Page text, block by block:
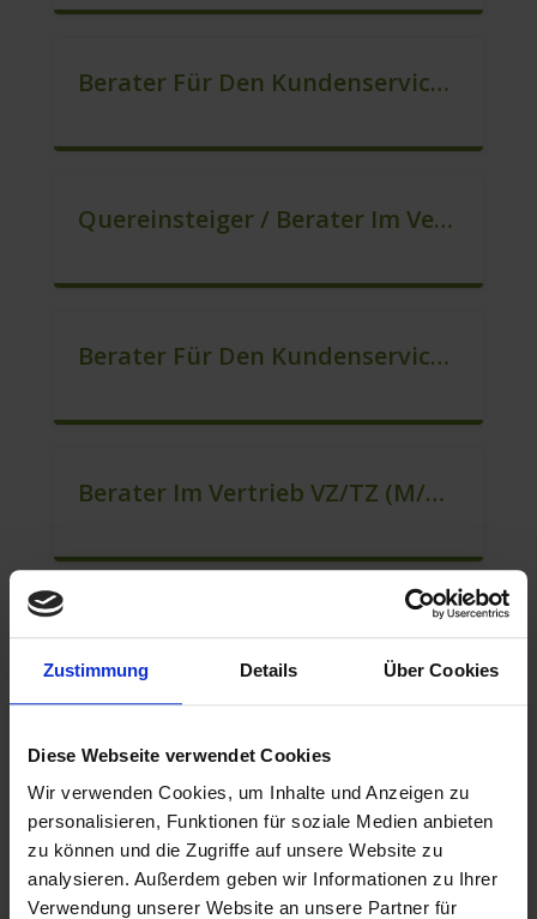
Zustimmung Details Über Cookies
Diese Webseite verwendet Cookies
Wir verwenden Cookies, um Inhalte und Anzeigen zu
personalisieren, Funktionen für soziale Medien anbieten
zu können und die Zugriffe auf unsere Website zu
analysieren. Außerdem geben wir Informationen zu Ihrer
Verwendung unserer Website an unsere Partner für
Berater Für Den Kundenservice In VZ/TZ (m/w/d)
Quereinsteiger / Berater Im Vertrieb (m/w/d)
Berater Für Den Kundenservice Gesucht (m/w/d)
Berater Im Vertrieb VZ/TZ (m/w/d)
Quereinsteiger / Berater Im Vertrieb / Außendienst (m/w/d)
Berater Im Vertrieb / Sales (m/w/d)